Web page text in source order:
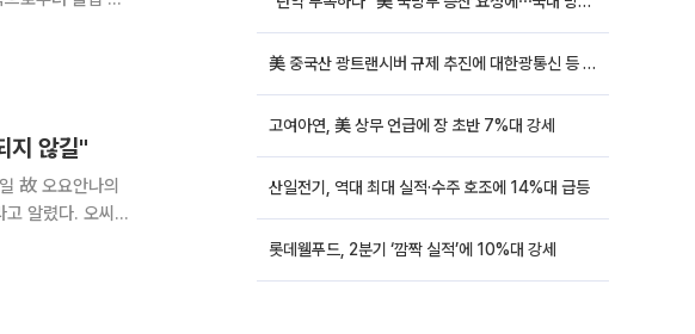
지 않길"
다. 오씨는
美 중국산 광트랜시버 규제 추진에 대한광통신 등 광통신株 강세
고여아연, 美 상무 언급에 장 초반 7%대 강세
산일전기, 역대 최대 실적·수주 호조에 14%대 급등
롯데웰푸드, 2분기 ‘깜짝 실적’에 10%대 강세